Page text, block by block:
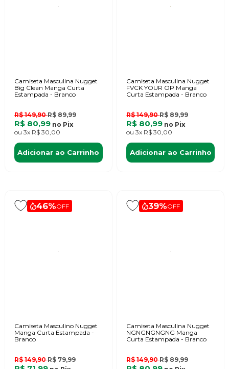
Camiseta Masculina Nugget
Big Clean Manga Curta
Estampada - Branco
R$ 149,90R$ 89,99
R$ 80,99 no Pix
ou 3x R$ 30,00
Adicionar ao Carrinho
Camiseta Masculina Nugget
FVCK YOUR OP Manga
Curta Estampada - Branco
R$ 149,90R$ 89,99
R$ 80,99 no Pix
ou 3x R$ 30,00
Adicionar ao Carrinho
46%OFF
Camiseta Masculino Nugget
Manga Curta Estampada -
Branco
R$ 149,90R$ 79,99
39%OFF
Camiseta Masculina Nugget
NGNGNGNGNG Manga
Curta Estampada - Branco
R$ 149,90R$ 89,99